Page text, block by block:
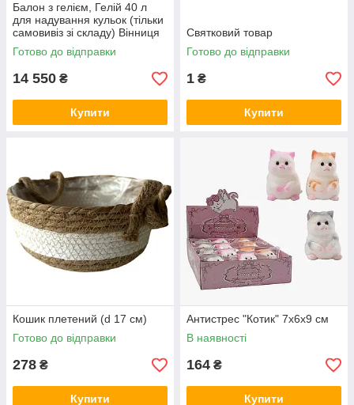
Балон з гелієм, Гелій 40 л
для надування кульок (тільки
самовивіз зі складу) Вінниця
Готово до відправки
14 550 ₴
Купити
Святковий товар
Готово до відправки
1 ₴
Купити
Кошик плетений (d 17 см)
Готово до відправки
278 ₴
Купити
Антистрес "Котик" 7х6х9 см
В наявності
164 ₴
Купити